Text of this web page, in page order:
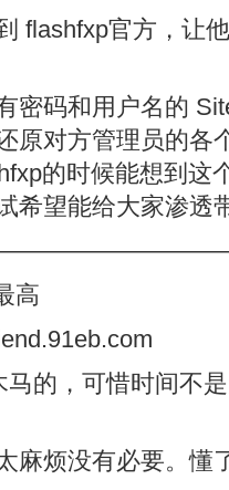
flashfxp官方，让
密码和用户名的
原对方管理员的各
的时候能想到这
希望能给大家渗透
高
的，可惜时间不
麻烦没有必要。懂